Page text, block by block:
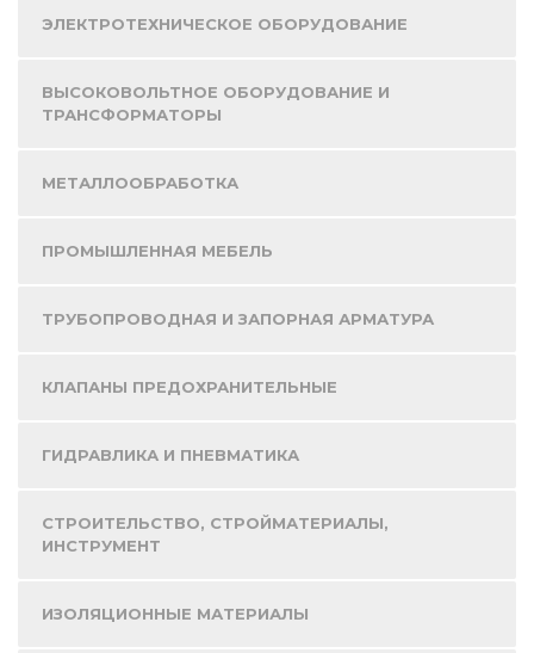
ЭЛЕКТРОТЕХНИЧЕСКОЕ ОБОРУДОВАНИЕ
ВЫСОКОВОЛЬТНОЕ ОБОРУДОВАНИЕ И
ТРАНСФОРМАТОРЫ
МЕТАЛЛООБРАБОТКА
ПРОМЫШЛЕННАЯ МЕБЕЛЬ
ТРУБОПРОВОДНАЯ И ЗАПОРНАЯ АРМАТУРА
КЛАПАНЫ ПРЕДОХРАНИТЕЛЬНЫЕ
ГИДРАВЛИКА И ПНЕВМАТИКА
СТРОИТЕЛЬСТВО, СТРОЙМАТЕРИАЛЫ,
ИНСТРУМЕНТ
ИЗОЛЯЦИОННЫЕ МАТЕРИАЛЫ